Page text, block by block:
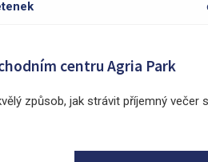
centru Agria Park
způsob, jak strávit příjemný večer